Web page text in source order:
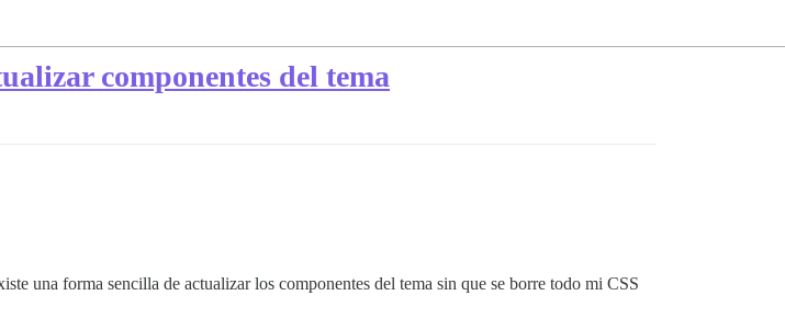
componentes del tema
una forma sencilla de actualizar los componentes del tema sin que se borre todo mi CSS